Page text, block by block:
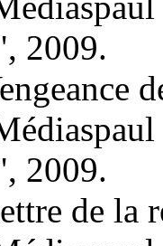
2009.
2009.
de la